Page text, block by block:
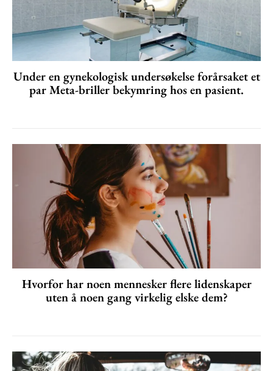
Under en gynekologisk undersøkelse forårsaket et
par Meta-briller bekymring hos en pasient.
Hvorfor har noen mennesker flere lidenskaper
uten å noen gang virkelig elske dem?